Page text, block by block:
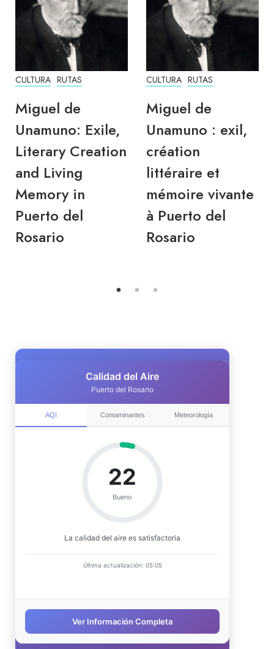
CULTURA RUTAS
Miguel de
Unamuno: Exile,
Literary Creation
and Living
Memory in
Puerto del
Rosario
CULTURA RUTAS
Miguel de
Unamuno : exil,
création
littéraire et
mémoire vivante
à Puerto del
Rosario